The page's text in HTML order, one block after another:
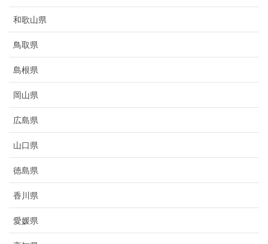
和歌山県
鳥取県
島根県
岡山県
広島県
山口県
徳島県
香川県
愛媛県